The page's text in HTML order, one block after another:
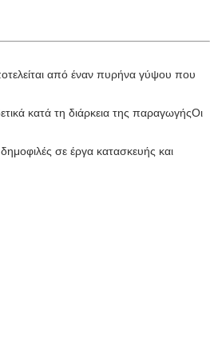
από έναν πυρήνα γύψου που
κατά τη διάρκεια της παραγωγήςΟι
σε έργα κατασκευής και